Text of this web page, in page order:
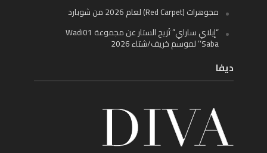
مجوهرات (Red Carpet) لعام 2026 من شوبارد
“إيلاي ساراي” تُزيح الستار عن مجموعة Wadi01
‘Saba’ لموسم خريف/شتاء 2026
ديفا